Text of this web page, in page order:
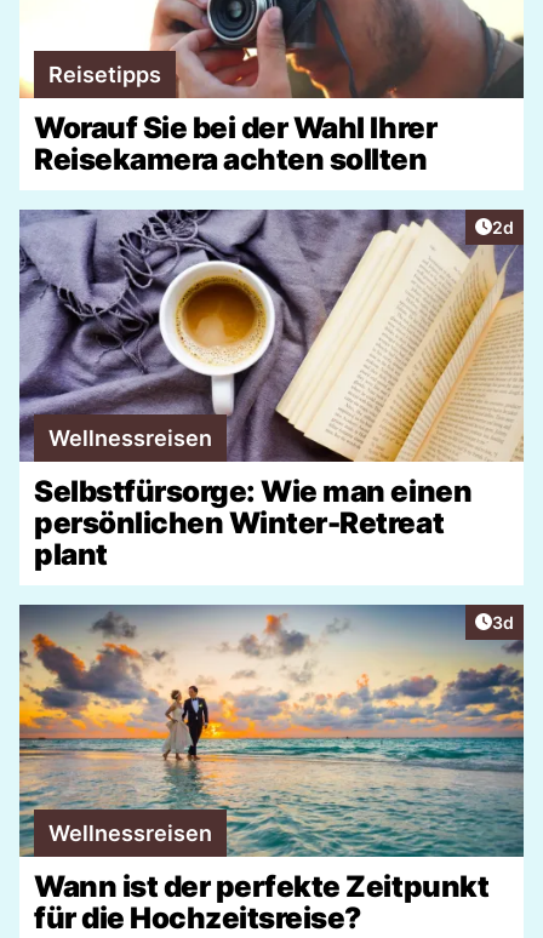
Reisetipps
Worauf Sie bei der Wahl Ihrer
Reisekamera achten sollten
2d
Wellnessreisen
Selbstfürsorge: Wie man einen
persönlichen Winter-Retreat
plant
3d
Wellnessreisen
Wann ist der perfekte Zeitpunkt
für die Hochzeitsreise?